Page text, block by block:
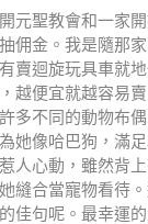
元聖教會和一家
佣金。我是隨那
賣迴旋玩具車就
越便宜就越容易
多不同的動物布
她像哈巴狗，滿
人心動，雖然背
縫合當寵物看待
佳句呢。最幸運